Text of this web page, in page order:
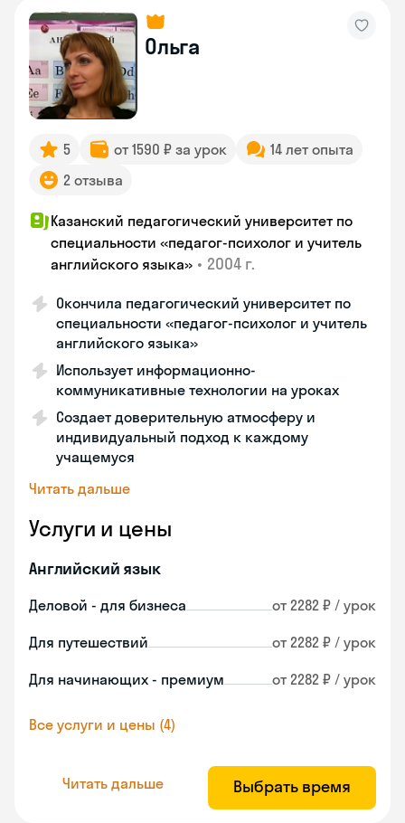
Ольга
5 от 1590 ₽ за урок
14 лет опыта
2 отзыва
Казанский педагогический университет по
специальности «педагог-психолог и учитель
английского языка» • 2004 г.
Окончила педагогический университет по
специальности «педагог-психолог и учитель
английского языка»
Использует информационно-
коммуникативные технологии на уроках
Создает доверительную атмосферу и
индивидуальный подход к каждому
учащемуся
Читать дальше
Услуги и цены
Английский язык
Деловой - для бизнеса от 2282 ₽ / урок
Для путешествий от 2282 ₽ / урок
Для начинающих - премиум от 2282 ₽ / урок
Все услуги и цены (4)
Читать дальше Выбрать время